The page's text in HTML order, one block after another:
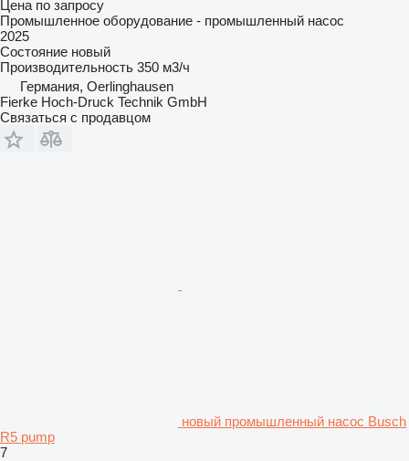
Цена по запросу
Промышленное оборудование - промышленный насос
2025
Состояние новый
Производительность 350 м3/ч
Германия, Oerlinghausen
Fierke Hoch-Druck Technik GmbH
Связаться с продавцом
новый промышленный насос Busch
R5 pump
7